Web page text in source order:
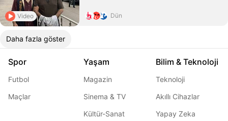
Video Dün
Daha fazla göster
Spor
Futbol
Maçlar
Yaşam
Magazin
Sinema & TV
Kültür-Sanat
Bilim & Teknoloji
Teknoloji
Akıllı Cihazlar
Yapay Zeka